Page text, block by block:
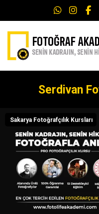
Serdivan
Sakarya Fotoğrafçılık Kursları